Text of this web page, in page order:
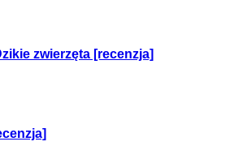
zwierzęta [recenzja]